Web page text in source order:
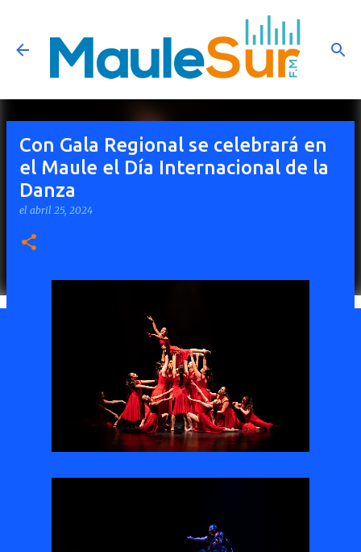
Ir al contenido principal
Con Gala Regional se celebrará en
el Maule el Día Internacional de la
Danza
el abril 25, 2024